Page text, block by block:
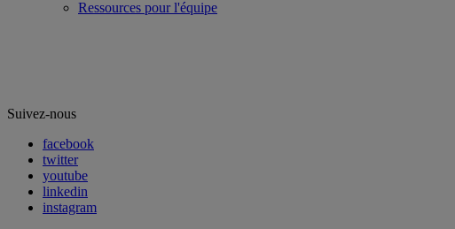
Ressources pour l'équipe
Suivez-nous
facebook
twitter
youtube
linkedin
instagram